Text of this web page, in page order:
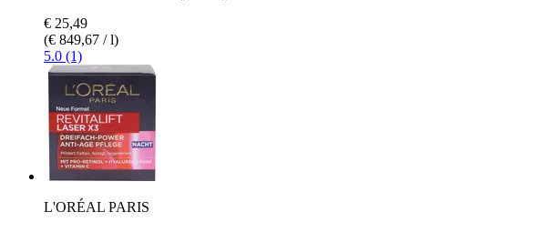
€ 25,49
(€ 849,67 / l)
5.0 (1)
L'ORÉAL PARIS